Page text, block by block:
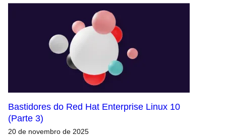
Bastidores do Red Hat Enterprise Linux 10
(Parte 3)
20 de novembro de 2025